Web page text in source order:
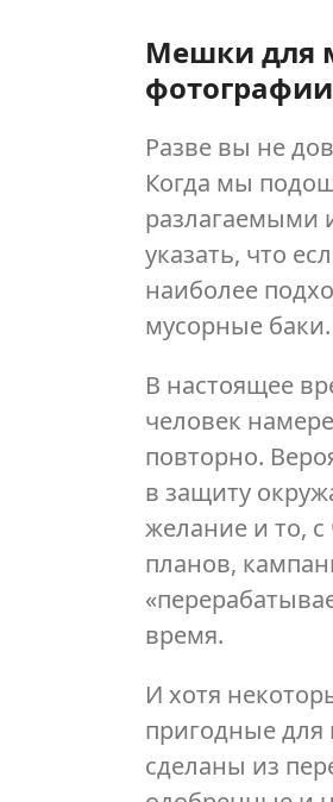
Мешки для
фотографии
Разве вы не
Когда мы
разлагаемыми
указать, что
наиболее
мусорные
В настоящее
человек
повторно.
в защиту
желание и то,
планов,
время.
И хотя
пригодные для
сделаны из